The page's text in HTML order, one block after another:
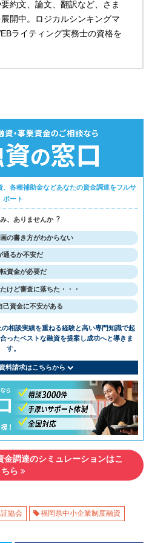
約文、論文、翻訳など、さま
開中。ロジカルシンキングマ
ライティング実務士の資格を
各種補助金などあなたの資金調達をフルサ
ポート
、ありませんか︖
の書き方がわからない
通るか不安だ
資金が必要だ
けど審査に落ちた・・・
己資金に不安がある
相談実績を重ねる経験と⾼い専⾨知識で起
ったベストな融資を提案し成功へと導きま
す。
料請求はこちらから
金調達のシミュレーションはこ
ちら
協会 福岡県中小企業制度融資